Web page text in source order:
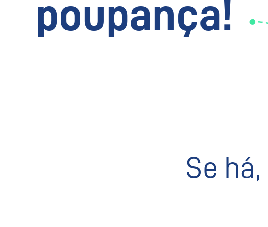
poupança!
Se há,